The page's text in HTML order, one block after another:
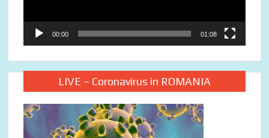
00:00 01:08
LIVE – Coronavirus in ROMANIA